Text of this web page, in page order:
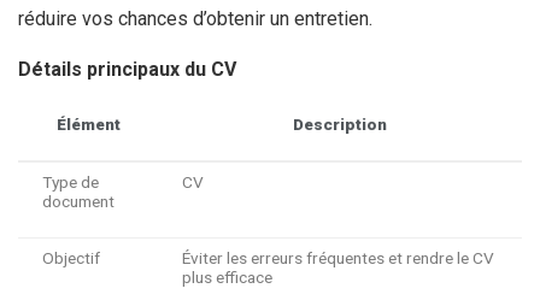
réduire vos chances d’obtenir un entretien.
Détails principaux du CV
Élément Description
Type de
document
CV
Objectif
Éviter les erreurs fréquentes et rendre le CV
plus efficace